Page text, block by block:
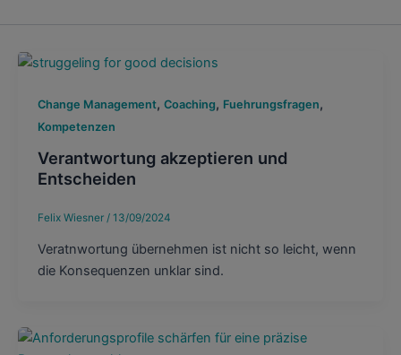
Change Management, Coaching, Fuehrungsfragen,
Kompetenzen
Verantwortung akzeptieren und
Entscheiden
Felix Wiesner / 13/09/2024
Veratnwortung übernehmen ist nicht so leicht, wenn
die Konsequenzen unklar sind.